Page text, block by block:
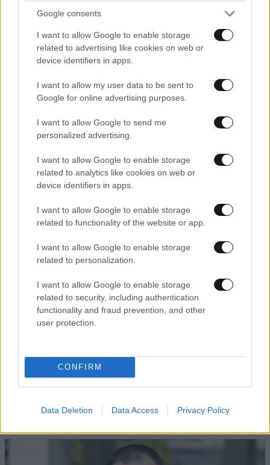
Google consents
I want to allow Google to enable storage
related to advertising like cookies on web or
device identifiers in apps.
I want to allow my user data to be sent to
Google for online advertising purposes.
I want to allow Google to send me
personalized advertising.
I want to allow Google to enable storage
related to analytics like cookies on web or
device identifiers in apps.
I want to allow Google to enable storage
related to functionality of the website or app.
I want to allow Google to enable storage
related to personalization.
I want to allow Google to enable storage
related to security, including authentication
functionality and fraud prevention, and other
user protection.
CONFIRM
Data Deletion Data Access Privacy Policy
Aristos 19·12·2012 10:25
Συγνώμη, αλλά που είναι το νόμιμο ? Ο φόρος –
χαράτσι στην δεή που κολλάει ? μας λένε
κλέφτες, αλλά ουσιαστικά μας παίρνουν τα
χρήματα με τσαμπουκά, χρήματα που ήδη έχουν
το χαράτσι, όταν φτιάχτηκε, όταν βγήκε άδεια
να φτιαχτεί, όταν μεταβιβάστηκε, όταν
διορθώθηκε πάντα ο φόρος πληρωνόταν
κατά την διάρκεια της κατασκευής του. Δηλαδή
ενώ έχουμε πληρώσει φόρους, μας ζητάνε
κιάλους κιάλους, και μας λένε εμάς οτι είμαστε
οι κλέφτες και οτι επειδή τους κλέψαμε
δεν είναι τίποτα άλλο παρά εντολές των
βουλευτών. Αυτοί όμως φρόντισαν και βγήκαν
από αυτά με ειδικό νόμο. Ποιος είναι ο κλέφτης
Απαντήστε 0
TRENDING